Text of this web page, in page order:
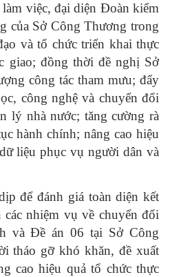
việc, đại diện Đoàn kiểm
của Sở Công Thương trong
và tổ chức triển khai thực
giao; đồng thời đề nghị Sở
công tác tham mưu; đẩy
công nghệ và chuyển đổi
lý nhà nước; tăng cường rà
hành chính; nâng cao hiệu
liệu phục vụ người dân và
để đánh giá toàn diện kết
nhiệm vụ về chuyển đổi
và Đề án 06 tại Sở Công
tháo gỡ khó khăn, đề xuất
cao hiệu quả tổ chức thực